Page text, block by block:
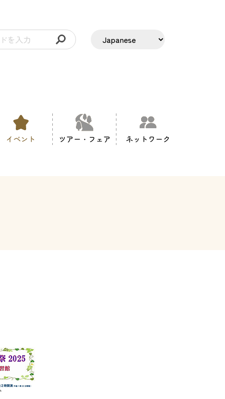
イベント ツアー・フェア ネットワーク